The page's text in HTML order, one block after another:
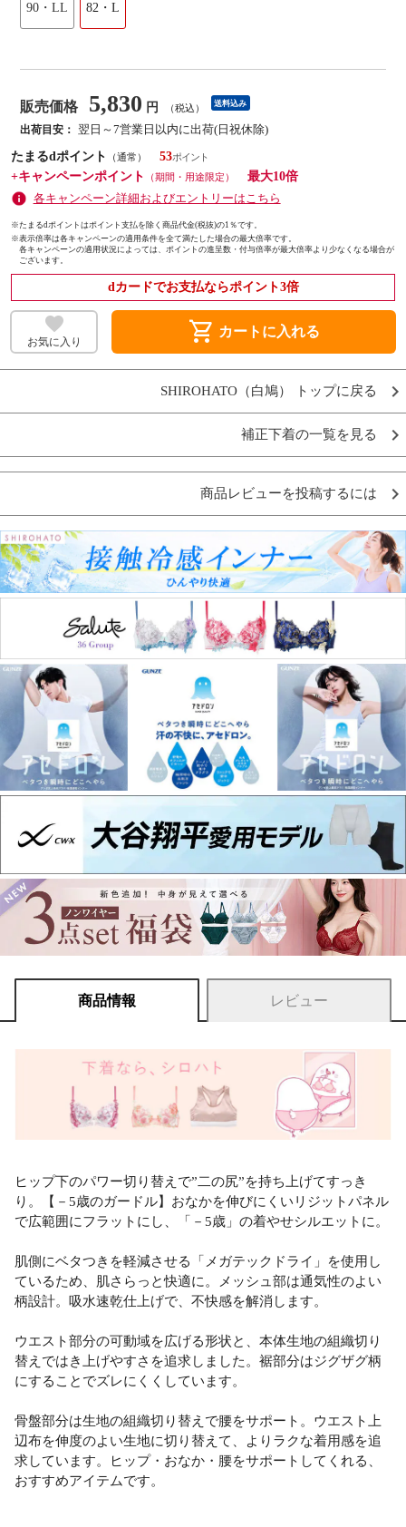
90・LL 82・L
販売価格 5,830 円 （税込） 送料込み
出荷目安： 翌日～7営業日以内に出荷(日祝休除)
たまるdポイント
（通常）
53
+キャンペーンポイント
（期間・用途限定）
最大10倍
各キャンペーン詳細およびエントリーはこちら
※たまるdポイントはポイント支払を除く商品代金(税抜)の1％です。
※表示倍率は各キャンペーンの適用条件を全て満たした場合の最大倍率です。
各キャンペーンの適用状況によっては、ポイントの進呈数・付与倍率が最大倍率より少なくなる場合が
ございます。
dカードでお支払ならポイント3倍
お気に入り shopping_cart カートに入れる
SHIROHATO（白鳩） トップに戻る
補正下着の一覧を見る
商品レビューを投稿するには
商品情報 レビュー
ヒップ下のパワー切り替えで”二の尻”を持ち上げてすっき
り。【－5歳のガードル】おなかを伸びにくいリジットパネル
で広範囲にフラットにし、「－5歳」の着やせシルエットに。
肌側にベタつきを軽減させる「メガテックドライ」を使用し
ているため、肌さらっと快適に。メッシュ部は通気性のよい
柄設計。吸水速乾仕上げで、不快感を解消します。
ウエスト部分の可動域を広げる形状と、本体生地の組織切り
替えではき上げやすさを追求しました。裾部分はジグザグ柄
にすることでズレにくくしています。
骨盤部分は生地の組織切り替えで腰をサポート。ウエスト上
辺布を伸度のよい生地に切り替えて、よりラクな着用感を追
求しています。ヒップ・おなか・腰をサポートしてくれる、
おすすめアイテムです。